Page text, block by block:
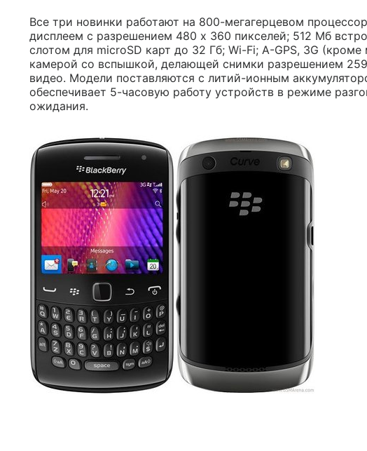
Все три новинки работают на 800-мегагерцевом
дисплеем с разрешением 480 х 360 пикселей; 512 Мб
слотом для microSD карт до 32 Гб; Wi-Fi; A-GPS, 3G
камерой со вспышкой, делающей снимки разрешением
видео. Модели поставляются с литий-ионным
обеспечивает 5-часовую работу устройств в режиме
ожидания.